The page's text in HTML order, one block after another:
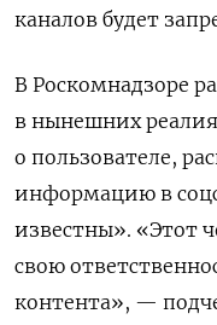
каналов будет
В Роскомнадзоре
в нынешних
о пользователе,
информацию в
известны». «Этот
свою
контента», —